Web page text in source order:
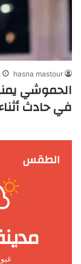
hasna mastour
الحموشي
في حادث
الطقس